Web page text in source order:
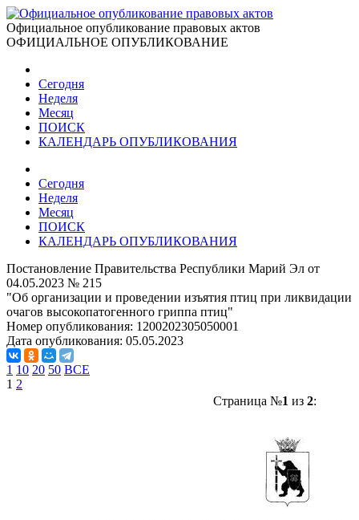
Официальное опубликование правовых актов
ОФИЦИАЛЬНОЕ ОПУБЛИКОВАНИЕ
Сегодня
Неделя
Месяц
ПОИСК
КАЛЕНДАРЬ ОПУБЛИКОВАНИЯ
Сегодня
Неделя
Месяц
ПОИСК
КАЛЕНДАРЬ ОПУБЛИКОВАНИЯ
Постановление Правительства Республики Марий Эл от
04.05.2023 № 215
"Об организации и проведении изъятия птиц при ликвидации
очагов высокопатогенного гриппа птиц"
Номер опубликования: 1200202305050001
Дата опубликования: 05.05.2023
1 10 20 50 ВСЕ
1 2
Страница №1 из 2: